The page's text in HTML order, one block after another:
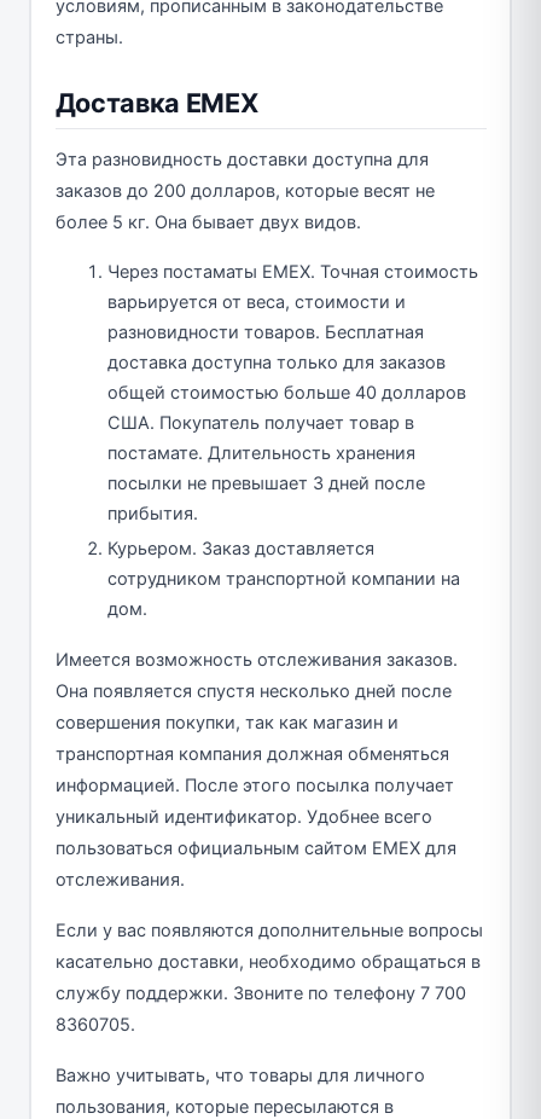
условиям, прописанным в законодательстве
страны.
Доставка EMEX
Эта разновидность доставки доступна для
заказов до 200 долларов, которые весят не
более 5 кг. Она бывает двух видов.
Через постаматы EMEX. Точная стоимость
варьируется от веса, стоимости и
разновидности товаров. Бесплатная
доставка доступна только для заказов
общей стоимостью больше 40 долларов
США. Покупатель получает товар в
постамате. Длительность хранения
посылки не превышает 3 дней после
прибытия.
Курьером. Заказ доставляется
сотрудником транспортной компании на
дом.
Имеется возможность отслеживания заказов.
Она появляется спустя несколько дней после
совершения покупки, так как магазин и
транспортная компания должная обменяться
информацией. После этого посылка получает
уникальный идентификатор. Удобнее всего
пользоваться официальным сайтом EMEX для
отслеживания.
Если у вас появляются дополнительные вопросы
касательно доставки, необходимо обращаться в
службу поддержки. Звоните по телефону 7 700
8360705.
Важно учитывать, что товары для личного
пользования, которые пересылаются в